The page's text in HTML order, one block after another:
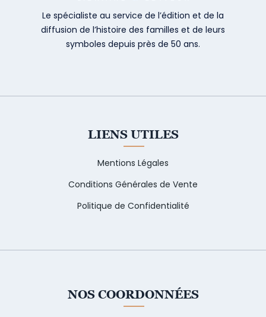
Le spécialiste au service de l’édition et de la
diffusion de l’histoire des familles et de leurs
symboles depuis près de 50 ans.
LIENS UTILES
Mentions Légales
Conditions Générales de Vente
Politique de Confidentialité
NOS COORDONNÉES